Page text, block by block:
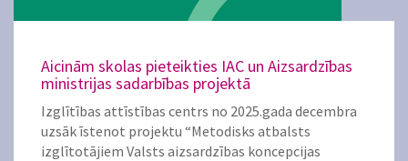
Aicinām skolas pieteikties IAC un Aizsardzības
ministrijas sadarbības projektā
Izglītības attīstības centrs no 2025.gada decembra
uzsāk īstenot projektu “Metodisks atbalsts
izglītotājiem Valsts aizsardzības koncepcijas